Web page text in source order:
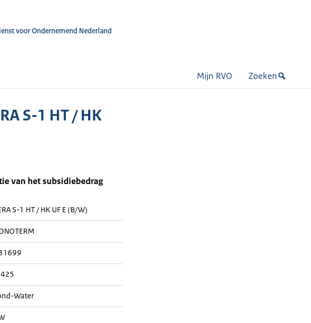
voor Ondernemend Nederland
Mijn RVO Zoeken
S-1 HT / HK
van het subsidiebedrag
S-1 HT / HK UF E (B/W)
Water